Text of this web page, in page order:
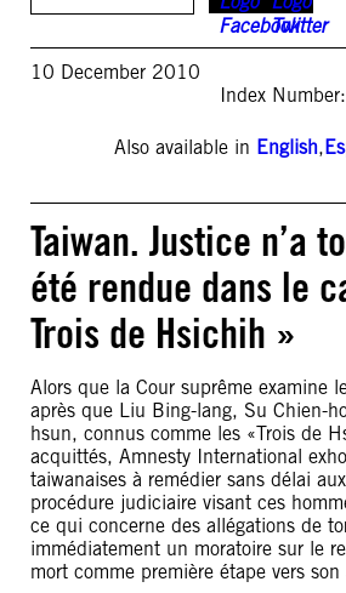
10 December 2010
Index
Also available in English,
Taiwan. Justice n’a
été rendue dans le
Trois de Hsichih »
Alors que la Cour suprême examine
après que Liu Bing-lang, Su Chien-
hsun, connus comme les «Trois de
acquittés, Amnesty International
taiwanaises à remédier sans délai
procédure judiciaire visant ces
ce qui concerne des allégations de
immédiatement un moratoire sur le
mort comme première étape vers